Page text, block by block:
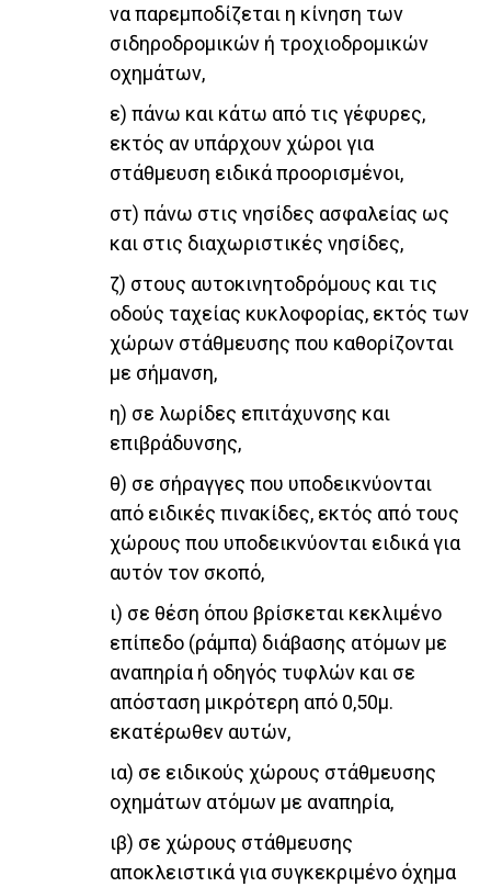
να παρεμποδίζεται η κίνηση των
σιδηροδρομικών ή τροχιοδρομικών
οχημάτων,
ε) πάνω και κάτω από τις γέφυρες,
εκτός αν υπάρχουν χώροι για
στάθμευση ειδικά προορισμένοι,
στ) πάνω στις νησίδες ασφαλείας ως
και στις διαχωριστικές νησίδες,
ζ) στους αυτοκινητοδρόμους και τις
οδούς ταχείας κυκλοφορίας, εκτός των
χώρων στάθμευσης που καθορίζονται
με σήμανση,
η) σε λωρίδες επιτάχυνσης και
επιβράδυνσης,
θ) σε σήραγγες που υποδεικνύονται
από ειδικές πινακίδες, εκτός από τους
χώρους που υποδεικνύονται ειδικά για
αυτόν τον σκοπό,
ι) σε θέση όπου βρίσκεται κεκλιμένο
επίπεδο (ράμπα) διάβασης ατόμων με
αναπηρία ή οδηγός τυφλών και σε
απόσταση μικρότερη από 0,50μ.
εκατέρωθεν αυτών,
ια) σε ειδικούς χώρους στάθμευσης
οχημάτων ατόμων με αναπηρία,
ιβ) σε χώρους στάθμευσης
αποκλειστικά για συγκεκριμένο όχημα